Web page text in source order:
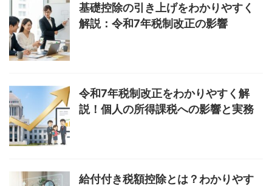
基礎控除の引き上げをわかりやすく
解説：令和7年税制改正の影響
令和7年税制改正をわかりやすく解
説！個人の所得課税への影響と実務
給付付き税額控除とは？わかりやす